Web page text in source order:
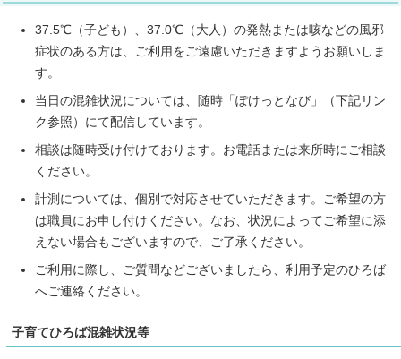
37.5℃（子ども）、37.0℃（大人）の発熱または咳などの風邪
症状のある方は、ご利用をご遠慮いただきますようお願いしま
す。
当日の混雑状況については、随時「ぽけっとなび」（下記リン
ク参照）にて配信しています。
相談は随時受け付けております。お電話または来所時にご相談
ください。
計測については、個別で対応させていただきます。ご希望の方
は職員にお申し付けください。なお、状況によってご希望に添
えない場合もございますので、ご了承ください。
ご利用に際し、ご質問などございましたら、利用予定のひろば
へご連絡ください。
子育てひろば混雑状況等